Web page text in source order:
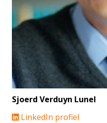
Sjoerd Verduyn Lunel
LinkedIn profiel